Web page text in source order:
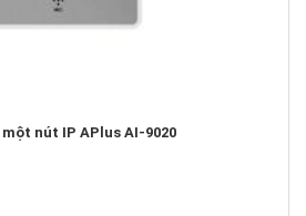
nút IP APlus AI-9020